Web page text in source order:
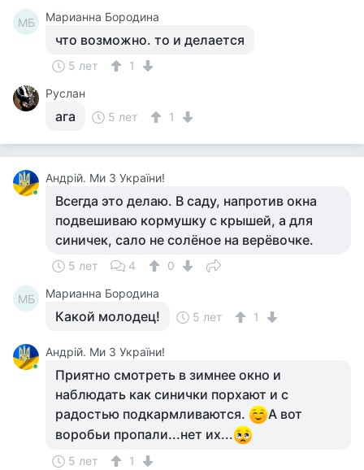
МБ Марианна Бородина
что возможно. то и делается
5 лет
1
Руслан
ага 5 лет 1
Андрій. Ми З України!
Всегда это делаю. В саду, напротив окна
подвешиваю кормушку с крышей, а для
синичек, сало не солёное на верёвочке.
5 лет 4 0
МБ Марианна Бородина
Какой молодец! 5 лет 1
Андрій. Ми З України!
Приятно смотреть в зимнее окно и
наблюдать как синички порхают и с
радостью подкармливаются.
А вот
воробьи пропали...нет их...
5 лет 1